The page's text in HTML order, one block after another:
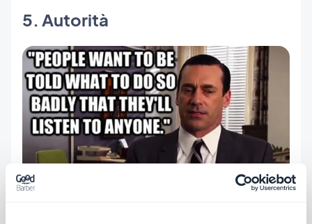
5. Autorità